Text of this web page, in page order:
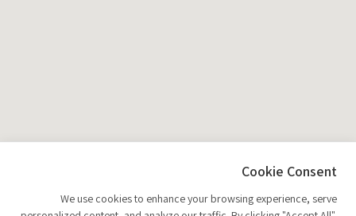
Cookie Consent
We use cookies to enhance your browsing experience, serve